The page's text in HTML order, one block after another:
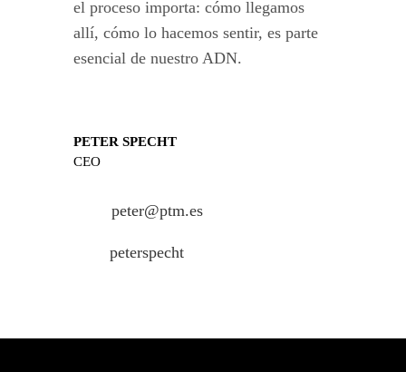
el proceso importa: cómo llegamos
allí, cómo lo hacemos sentir, es parte
esencial de nuestro ADN.
PETER SPECHT
CEO
peter@ptm.es
peterspecht